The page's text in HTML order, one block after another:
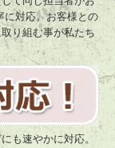
に対応。お客様との
り組む事が私たち
も速やかに対応。